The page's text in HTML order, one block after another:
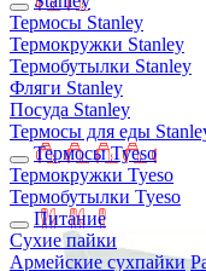
Термосы Stanley
Термокружки Stanley
Термобутылки Stanley
Фляги Stanley
Посуда Stanley
Термосы для еды
Термосы Tyeso
Термокружки Tyeso
Термобутылки Tyeso
Питание
Сухие пайки
Армейские сухпайки